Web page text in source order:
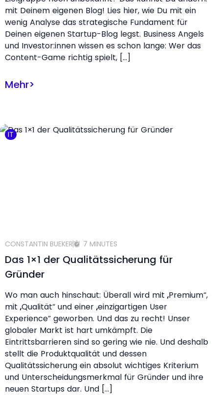
mit Deinem eigenen Blog! Lies hier, wie Du mit ein
wenig Analyse das strategische Fundament für
Deinen eigenen Startup-Blog legst. Business Angels
und Investor:innen wissen es schon lange: Wer das
Content-Game richtig spielt, […]
Mehr>
IT
CONSTANTIN BUEKER 7 MINUTES
Das 1×1 der Qualitätssicherung für
Gründer
Wo man auch hinschaut: Überall wird mit „Premium“,
mit „Qualität“ und einer „einzigartigen User
Experience“ geworben. Und das zu recht! Unser
globaler Markt ist hart umkämpft. Die
Eintrittsbarrieren sind so gering wie nie. Und deshalb
stellt die Produktqualität und dessen
Qualitätssicherung ein absolut wichtiges Kriterium
und Unterscheidungsmerkmal für Gründer und ihre
neuen Startups dar. Und […]